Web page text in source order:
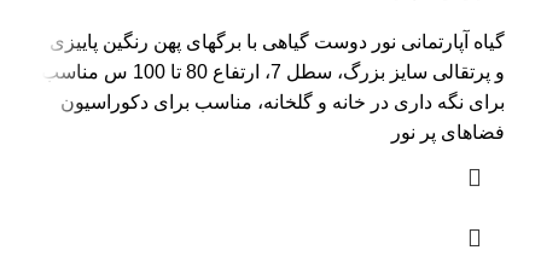
گیاه آپارتمانی نور دوست گیاهی با برگهای پهن رنگین پاییزی
و پرتقالی سایز بزرگ، سطل 7، ارتفاع 80 تا 100 س مناسب
برای نگه داری در خانه و گلخانه، مناسب برای دکوراسیون
فضاهای پر نور